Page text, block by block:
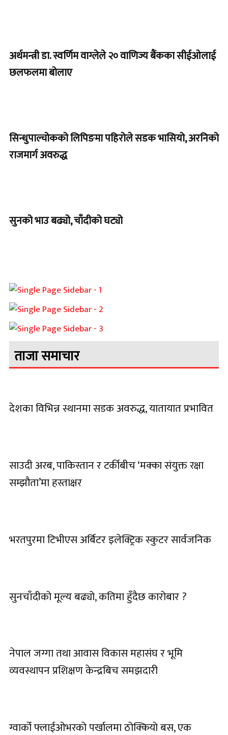
अर्थमन्त्री डा. स्वर्णिम वाग्लेले २० वाणिज्य बैंकका सीईओलाई
छलफलमा बोलाए
सिन्धुपाल्चोकको लिपिङमा पहिरोले सडक भासियो, अरनिको
राजमार्ग अवरुद्ध
सुनको भाउ बढ्यो, चाँदीको घट्यो
ताजा समाचार
देशका विभिन्न स्थानमा सडक अवरुद्ध, यातायात प्रभावित
साउदी अरब, पाकिस्तान र टर्कीबीच ‘मक्का संयुक्त रक्षा
सम्झौता’मा हस्ताक्षर
भरतपुरमा टिभीएस अर्बिटर इलेक्ट्रिक स्कुटर सार्वजनिक
सुनचाँदीको मूल्य बढ्यो, कतिमा हुँदैछ कारोबार ?
नेपाल जग्गा तथा आवास विकास महासंघ र भूमि
व्यवस्थापन प्रशिक्षण केन्द्रबिच समझदारी
ग्वार्को फ्लाईओभरको पर्खालमा ठोक्कियो बस, एक